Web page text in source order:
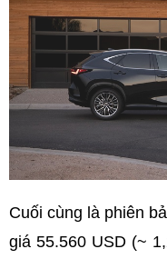
Cuối cùng là phiên
giá 55.560 USD (~